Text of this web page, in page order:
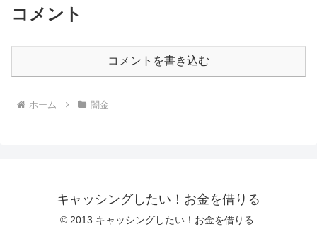
コメント
コメントを書き込む
ホーム 闇金
キャッシングしたい！お金を借りる
© 2013 キャッシングしたい！お金を借りる.